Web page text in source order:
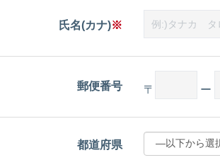
氏名(カナ)※
郵便番号 〒 ー
都道府県